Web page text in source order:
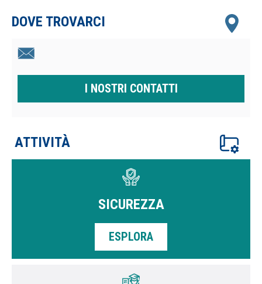
DOVE TROVARCI
I NOSTRI CONTATTI
ATTIVITÀ
SICUREZZA
ESPLORA